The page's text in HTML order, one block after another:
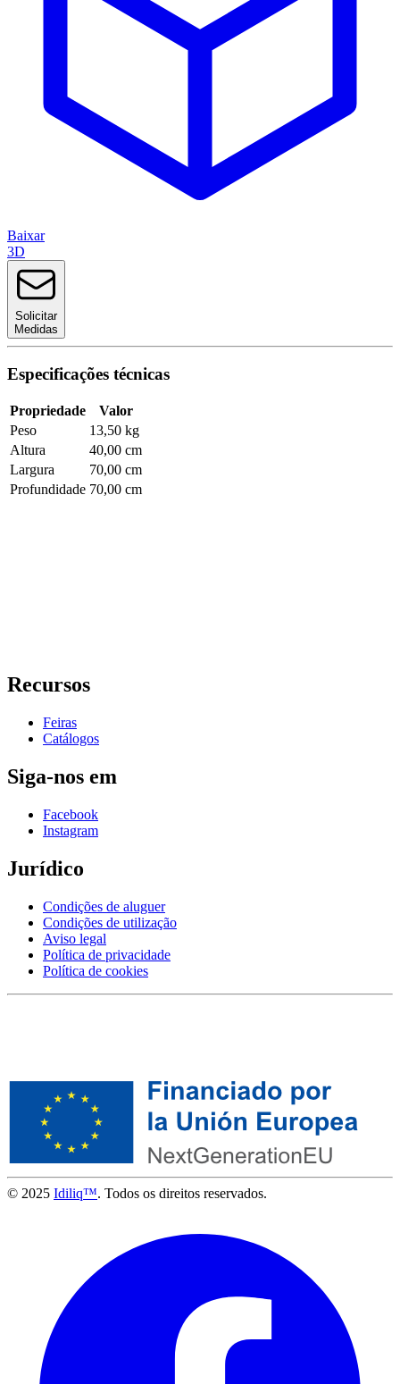
Baixar
3D
Solicitar
Medidas
Especificações técnicas
Propriedade
Valor
Peso
13,50 kg
Altura
40,00 cm
Largura
70,00 cm
Profundidade 70,00 cm
Recursos
Feiras
Catálogos
Siga-nos em
Facebook
Instagram
Jurídico
Condições de aluguer
Condições de utilização
Aviso legal
Política de privacidade
Política de cookies
© 2025 Idiliq™. Todos os direitos reservados.